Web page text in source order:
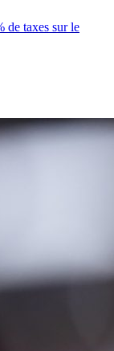
de taxes sur le